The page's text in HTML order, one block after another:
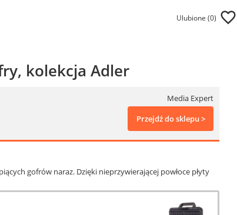
Ulubione (0)
kolekcja Adler
Media Expert
Przejdź do sklepu >
gofrów naraz. Dzięki nieprzywierającej powłoce płyty